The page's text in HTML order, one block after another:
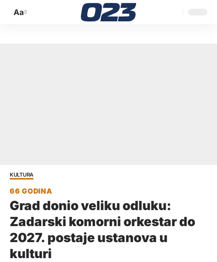
Promijeni
Aa
KULTURA
Grad donio veliku odluku:
Zadarski komorni orkestar do
2027. postaje ustanova u
kulturi